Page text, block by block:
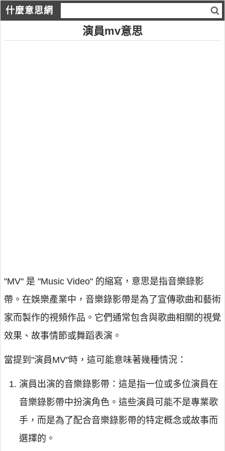
什麼意思網
演員mv意思
"MV" 是 "Music Video" 的縮寫，意思是指音樂錄影
帶。在娛樂產業中，音樂錄影帶是為了宣傳歌曲和藝術
家而製作的視頻作品。它們通常包含與歌曲相關的視覺
效果、故事情節或舞蹈表演。
當提到"演員MV"時，這可能意味著幾種情況：
演員出演的音樂錄影帶：這是指一位或多位演員在
音樂錄影帶中扮演角色。這些演員可能不是專業歌
手，而是為了配合音樂錄影帶的特定概念或故事而
選擇的。